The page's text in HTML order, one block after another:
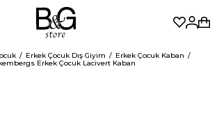
Erkek Çocuk Dış Giyim
Erkek Çocuk Kaban
Erkek Çocuk Lacivert Kaban